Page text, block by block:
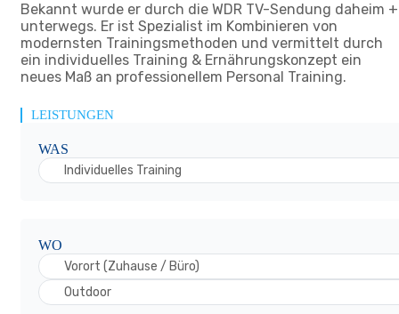
Bekannt wurde er durch die WDR TV-Sendung daheim +
unterwegs. Er ist Spezialist im Kombinieren von
modernsten Trainingsmethoden und vermittelt durch
ein individuelles Training & Ernährungskonzept ein
neues Maß an professionellem Personal Training.
LEISTUNGEN
WAS
Individuelles Training
WO
Vorort (Zuhause / Büro)
Outdoor